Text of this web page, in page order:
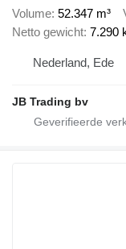
Volume 52.347 m³
Netto gewicht 7.290
Nederland, Ede
JB Trading bv